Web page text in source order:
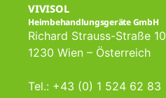
VIVISOL
Heimbehandlungsgeräte GmbH
Richard Strauss-Straße 10
1230 Wien – Österreich
Tel.: +43 (0) 1 524 62 83